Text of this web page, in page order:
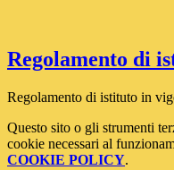
Regolamento di
Regolamento di istituto in
Questo sito o gli strumenti
cookie necessari al
COOKIE POLICY.